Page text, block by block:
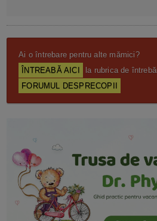
Ai o întrebare pentru alte mămici?
ÎNTREABĂ AICI
la rubrica de
FORUMUL DESPRECOPII